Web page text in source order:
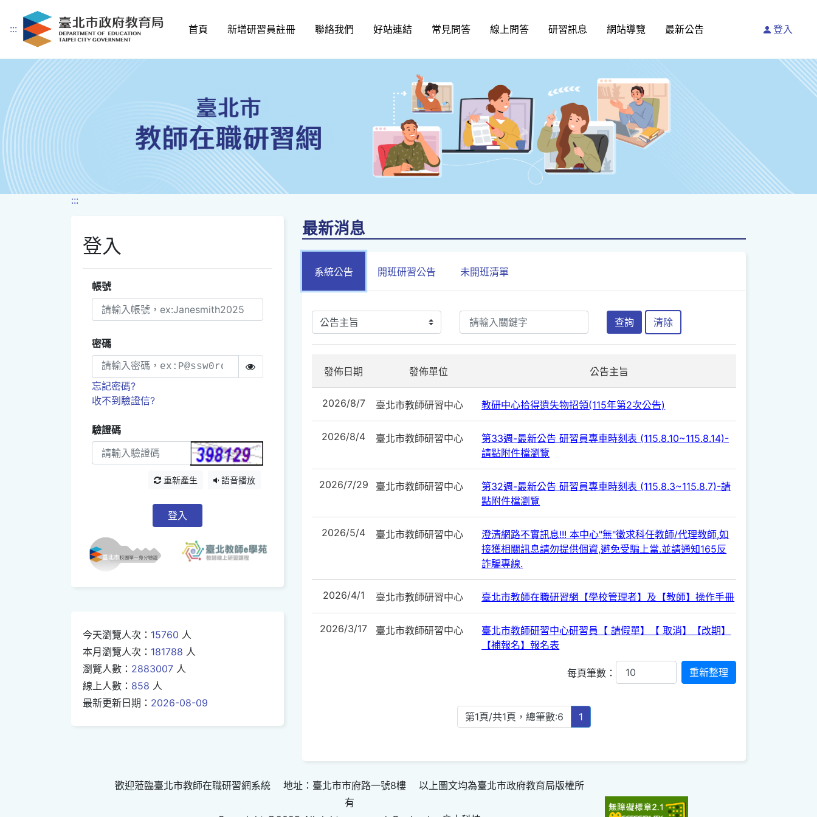
跳到主要內容
::: 首頁 新增研習員註冊 聯絡我們 好站連結 常見問答 線上問答 研習訊息 網站導覽 最新公告 登入
:::
登入
帳號
密碼
忘記密碼?
收不到驗證信?
驗證碼
重新產生 語音播放
登入
今天瀏覽人次： 15760 人
本月瀏覽人次： 181788 人
瀏覽人數： 2883007 人
線上人數： 858 人
最新更新日期： 2026-08-09
最新消息
系統公告 開班研習公告 未開班清單
查詢 清除
發佈日期 發佈單位 公告主旨
2026/8/7 臺北市教師研習中心 教研中心拾得遺失物招領(115年第2次公告)
2026/8/4 臺北市教師研習中心
第33週-最新公告 研習員專車時刻表 (115.8.10~115.8.14)-
請點附件檔瀏覽
2026/7/29 臺北市教師研習中心
第32週-最新公告 研習員專車時刻表 (115.8.3~115.8.7)-請
點附件檔瀏覽
2026/5/4 臺北市教師研習中心
澄清網路不實訊息!!! 本中心"無"徵求科任教師/代理教師,如
接獲相關訊息請勿提供個資,避免受騙上當.並請通知165反
詐騙專線.
2026/4/1 臺北市教師研習中心 臺北市教師在職研習網【學校管理者】及【教師】操作手冊
2026/3/17 臺北市教師研習中心
臺北市教師研習中心研習員【 請假單】【 取消】【改期】
【補報名】報名表
每頁筆數：
第1頁/共1頁，總筆數:6 1
歡迎蒞臨臺北市教師在職研習網系統 地址：臺北市市府路一號8樓 以上圖文均為臺北市政府教育局版權所
有